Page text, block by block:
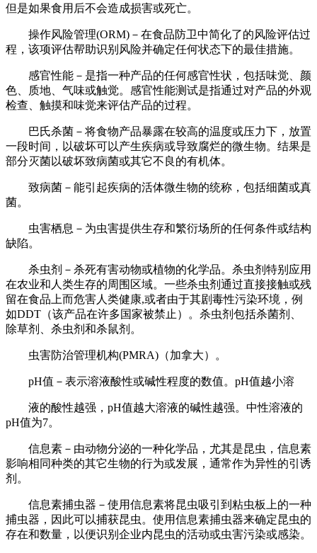
但是如果食用后不会造成损害或死亡。
操作风险管理(ORM)－在食品防卫中简化了的风险评估过
程，该项评估帮助识别风险并确定任何状态下的最佳措施。
感官性能－是指一种产品的任何感官性状，包括味觉、颜
色、质地、气味或触觉。感官性能测试是指通过对产品的外观
检查、触摸和味觉来评估产品的过程。
巴氏杀菌－将食物产品暴露在较高的温度或压力下，放置
一段时间，以破坏可以产生疾病或导致腐烂的微生物。结果是
部分灭菌以破坏致病菌或其它不良的有机体。
致病菌－能引起疾病的活体微生物的统称，包括细菌或真
菌。
虫害栖息－为虫害提供生存和繁衍场所的任何条件或结构
缺陷。
杀虫剂－杀死有害动物或植物的化学品。杀虫剂特别应用
在农业和人类生存的周围区域。一些杀虫剂通过直接接触或残
留在食品上而危害人类健康,或者由于其剧毒性污染环境，例
如DDT（该产品在许多国家被禁止）。杀虫剂包括杀菌剂、
除草剂、杀虫剂和杀鼠剂。
虫害防治管理机构(PMRA)（加拿大）。
pH值－表示溶液酸性或碱性程度的数值。pH值越小溶
液的酸性越强，pH值越大溶液的碱性越强。中性溶液的
pH值为7。
信息素－由动物分泌的一种化学品，尤其是昆虫，信息素
影响相同种类的其它生物的行为或发展，通常作为异性的引诱
剂。
信息素捕虫器－使用信息素将昆虫吸引到粘虫板上的一种
捕虫器，因此可以捕获昆虫。使用信息素捕虫器来确定昆虫的
存在和数量，以便识别企业内昆虫的活动或虫害污染或感染。